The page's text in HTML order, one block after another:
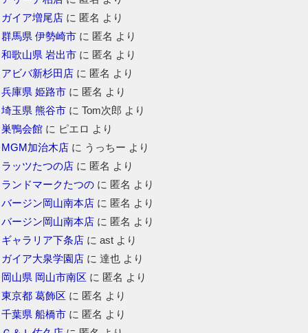
ガイア増尾店 に 匿名 より
群馬県 伊勢崎市 に 匿名 より
和歌山県 岩出市 に 匿名 より
アビバ新杉田店 に 匿名 より
兵庫県 姫路市 に 匿名 より
埼玉県 熊谷市 にTom次郎 より
巣鴨会館 に ピエロ より
MGM加治木店 に うっちー より
ラッツたつの店 に 匿名 より
ランドマークたつの に 匿名 より
バージン岡山南本店 に 匿名 より
バージン岡山南本店 に 匿名 より
ギャラリア下条店 にast より
ガイア大泉学園店 に達也 より
岡山県 岡山市南区 に 匿名 より
東京都 葛飾区 に 匿名 より
千葉県 船橋市 に 匿名 より